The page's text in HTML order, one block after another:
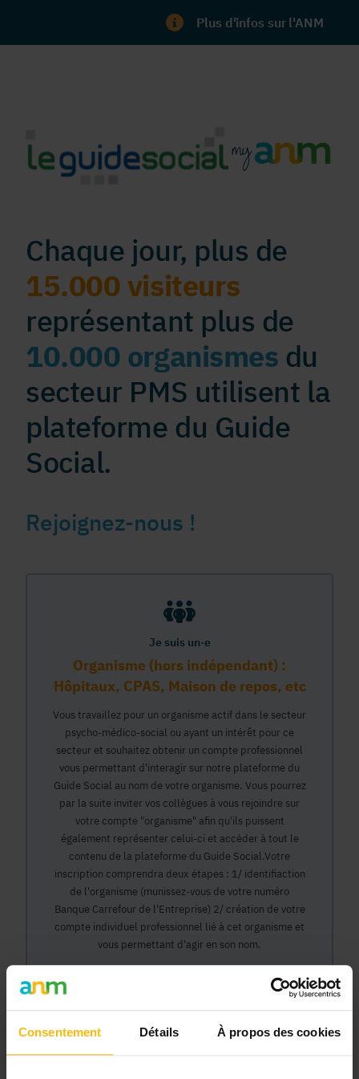
Consentement Détails À propos des cookies
Plus d'infos sur l'ANM
Chaque jour, plus de
15.000 visiteurs
représentant plus de
10.000 organismes du
secteur PMS utilisent la
plateforme du Guide
Social.
Rejoignez-nous !
Je suis un·e
Organisme (hors indépendant) :
Hôpitaux, CPAS, Maison de repos, etc
Vous travaillez pour un organisme actif dans le secteur
psycho-médico-social ou ayant un intérêt pour ce
secteur et souhaitez obtenir un compte professionnel
vous permettant d'interagir sur notre plateforme du
Guide Social au nom de votre organisme. Vous pourrez
par la suite inviter vos collègues à vous rejoindre sur
votre compte "organisme" afin qu'ils puissent
également représenter celui-ci et accéder à tout le
contenu de la plateforme du Guide Social.Votre
inscription comprendra deux étapes : 1/ identifiaction
de l'organisme (munissez-vous de votre numéro
Banque Carrefour de l'Entreprise) 2/ création de votre
compte individuel professionnel lié à cet organisme et
vous permettant d'agir en son nom.